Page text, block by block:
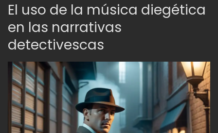
El uso de la música diegética
en las narrativas
detectivescas